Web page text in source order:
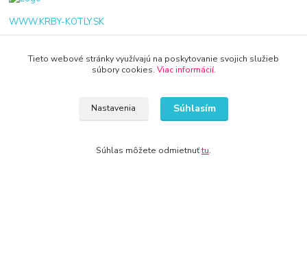
WWW.KRBY-KOTLY.SK
Tieto webové stránky využívajú na poskytovanie svojich služieb
súbory cookies. Viac informácií.
Nastavenia Súhlasím
Súhlas môžete odmietnuťtu.